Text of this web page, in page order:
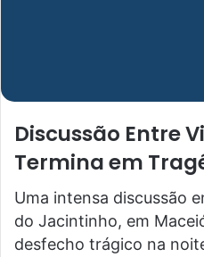
Discussão Entre
Termina em
Uma intensa discussão
do Jacintinho, em
desfecho trágico na